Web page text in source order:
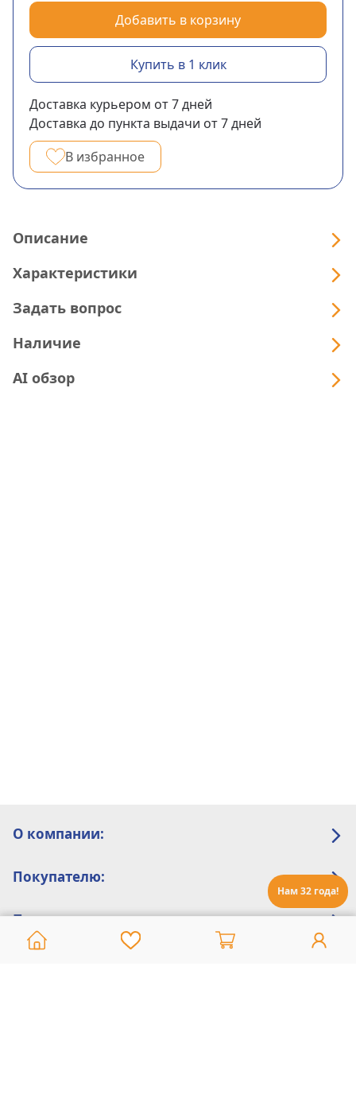
Нам 32 года!
Добавить в корзину
Купить в 1 клик
Доставка курьером от 7дней
Доставка до пункта выдачи от 7дней
В избранное
Описание
Характеристики
Задать вопрос
Наличие
AI обзор
О компании:
Покупателю:
Помощь: